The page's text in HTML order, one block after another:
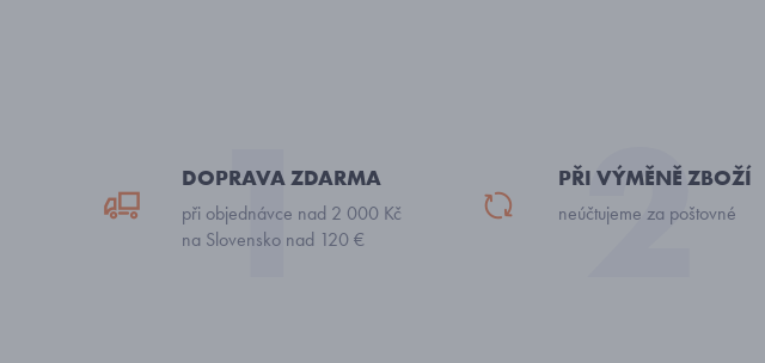
DOPRAVA ZDARMA
při objednávce nad 2 000 Kč
na Slovensko nad 120 €
PŘI VÝMĚNĚ ZBOŽÍ
neúčtujeme za poštovné